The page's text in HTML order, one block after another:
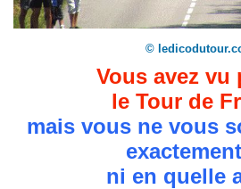
©
Vous avez vu
le Tour de
mais vous ne vous
ni en quelle